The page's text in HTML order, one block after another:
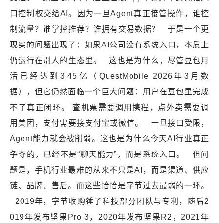
口控制权交给AI。因为一旦Agent真正接管操作，谁控
制流量？谁掌控推荐？谁拥有交易数据？ 于是一个更
现实的问题出现了：如果AI公司没有系统入口，本质上
仍运行在别人的生态里。 这也是为什么，尽管豆包月
活已经达到3.45亿（QuestMobile 2026年3月数
据），但它仍然面临一个巨大问题：用户在豆包里完成
不了真正闭环。 查机票需要调用携程，点外卖需要调
用美团，支付需要接支付宝或微信。 一旦接口受限，
Agent能力就会被削弱。这也是为什么今天AI行业真正
争夺的，已经不是“聊天能力”，而是系统入口。 但问
题是，手机行业最难的从来不只是AI，而是渠道、供应
链、品牌、售后。而这些恰恰是字节过去最弱的一环。
2019年，字节收购锤子科技部分团队与专利，随后2
019年发布坚果Pro 3，2020年发布坚果R2，2021年